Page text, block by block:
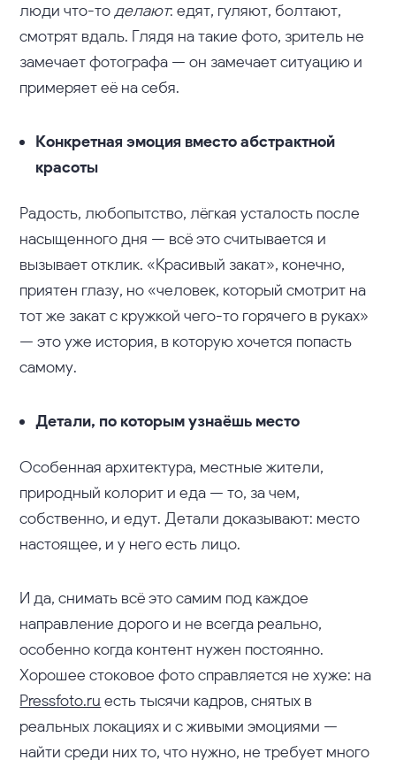
люди что-тоделают: едят, гуляют, болтают,
смотрят вдаль. Глядя на такие фото, зритель не
замечает фотографа — он замечает ситуацию и
примеряет её на себя.
Конкретная эмоция вместо абстрактной
красоты
Радость, любопытство, лёгкая усталость после
насыщенного дня — всё это считывается и
вызывает отклик. «Красивый закат», конечно,
приятен глазу, но «человек, который смотрит на
тот же закат с кружкой чего-то горячего в руках»
— это уже история, в которую хочется попасть
самому.
Детали, по которым узнаёшь место
Особенная архитектура, местные жители,
природный колорит и еда — то, за чем,
собственно, и едут. Детали доказывают: место
настоящее, и у него есть лицо.
И да, снимать всё это самим под каждое
направление дорого и не всегда реально,
особенно когда контент нужен постоянно.
Хорошее стоковое фото справляется не хуже: на
Pressfoto.ru есть тысячи кадров, снятых в
реальных локациях и с живыми эмоциями —
найти среди них то, что нужно, не требует много